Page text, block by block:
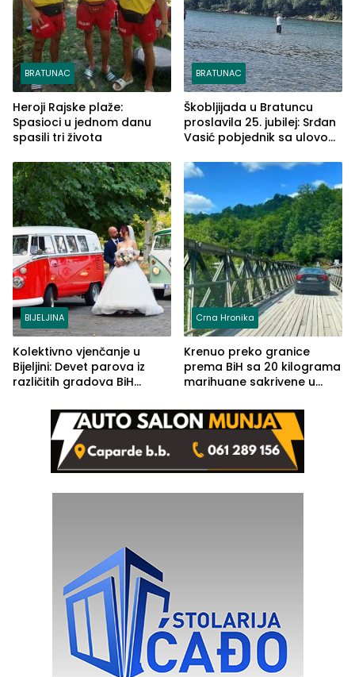
BRATUNAC
Heroji Rajske plaže:
Spasioci u jednom danu
spasili tri života
BRATUNAC
Škobljijada u Bratuncu
proslavila 25. jubilej: Srđan
Vasić pobjednik sa ulovom
BIJELJINA
Kolektivno vjenčanje u
Bijeljini: Devet parova iz
različitih gradova BiH
Crna Hronika
Krenuo preko granice
prema BiH sa 20 kilograma
marihuane sakrivene u